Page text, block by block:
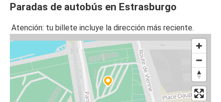
Paradas de autobús en Estrasburgo
Atención: tu billete incluye la dirección más reciente.